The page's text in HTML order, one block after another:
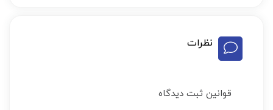
نظرات
قوانین ثبت دیدگاه